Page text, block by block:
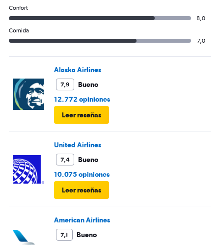
Confort
8,0
Comida
7,0
Alaska Airlines
7,9
Bueno
12.772 opiniones
Leer reseñas
United Airlines
7,4
Bueno
10.075 opiniones
Leer reseñas
American Airlines
7,1
Bueno